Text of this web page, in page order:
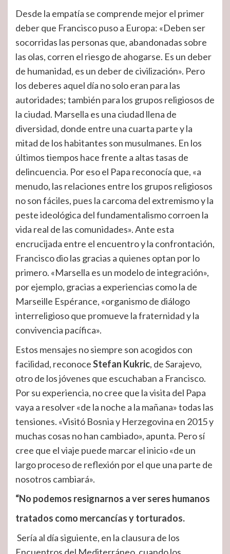
Desde la empatía se comprende mejor el primer
deber que Francisco puso a Europa: «Deben ser
socorridas las personas que, abandonadas sobre
las olas, corren el riesgo de ahogarse. Es un deber
de humanidad, es un deber de civilización». Pero
los deberes aquel día no solo eran para las
autoridades; también para los grupos religiosos de
la ciudad. Marsella es una ciudad llena de
diversidad, donde entre una cuarta parte y la
mitad de los habitantes son musulmanes. En los
últimos tiempos hace frente a altas tasas de
delincuencia. Por eso el Papa reconocía que, «a
menudo, las relaciones entre los grupos religiosos
no son fáciles, pues la carcoma del extremismo y la
peste ideológica del fundamentalismo corroen la
vida real de las comunidades». Ante esta
encrucijada entre el encuentro y la confrontación,
Francisco dio las gracias a quienes optan por lo
primero. «Marsella es un modelo de integración»,
por ejemplo, gracias a experiencias como la de
Marseille Espérance, «organismo de diálogo
interreligioso que promueve la fraternidad y la
convivencia pacífica».
Estos mensajes no siempre son acogidos con
facilidad, reconoceStefan Kukric, de Sarajevo,
otro de los jóvenes que escuchaban a Francisco.
Por su experiencia, no cree que la visita del Papa
vaya a resolver «de la noche a la mañana» todas las
tensiones. «Visitó Bosnia y Herzegovina en 2015 y
muchas cosas no han cambiado», apunta. Pero sí
cree que el viaje puede marcar el inicio «de un
largo proceso de reflexión por el que una parte de
nosotros cambiará».
“No podemos resignarnos a ver seres humanos
tratados como mercancías y torturados.
Sería al día siguiente, en la clausura de los